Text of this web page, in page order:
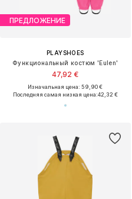
ПРЕДЛОЖЕНИЕ
PLAYSHOES
Функциональный костюм 'Eulen'
47,92 €
Изначальная цена: 59,90 €
Последняя самая низкая цена:42,32 €